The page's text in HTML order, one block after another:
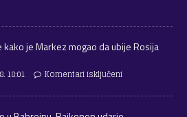
kako je Markez mogao da ubije Rosija
18:01 Komentari isključeni